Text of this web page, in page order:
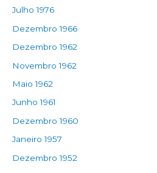
Julho 1976
Dezembro 1966
Dezembro 1962
Novembro 1962
Maio 1962
Junho 1961
Dezembro 1960
Janeiro 1957
Dezembro 1952